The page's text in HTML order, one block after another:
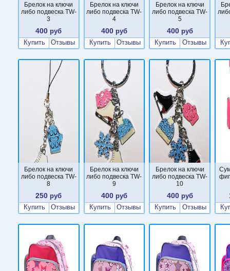
Брелок на ключи
либо подвеска TW-
3
400 руб
Купить
Отзывы
Брелок на ключи
либо подвеска TW-
4
400 руб
Купить
Отзывы
Брелок на ключи
либо подвеска TW-
5
400руб
Купить
Отзывы
Брелок на ключи
либо подвеска TW-
8
250 руб
Купить
Отзывы
Брелок на ключи
либо подвеска TW-
9
400 руб
Купить
Отзывы
Брелок на ключи
либо подвеска TW-
10
400руб
Купить
Отзывы